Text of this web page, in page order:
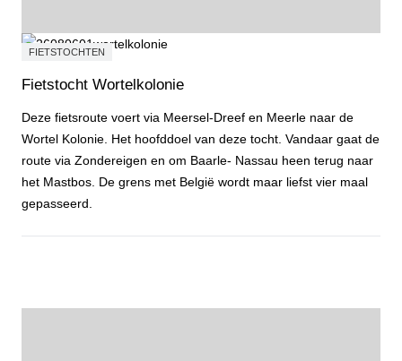
FIETSTOCHTEN
Fietstocht Wortelkolonie
Deze fietsroute voert via Meersel-Dreef en Meerle naar de
Wortel Kolonie. Het hoofddoel van deze tocht. Vandaar gaat de
route via Zondereigen en om Baarle- Nassau heen terug naar
het Mastbos. De grens met België wordt maar liefst vier maal
gepasseerd.